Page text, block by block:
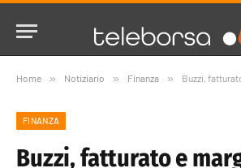
Home » Notiziario » Finanza » Buzzi, fatturato e
FINANZA
Buzzi, fatturato e